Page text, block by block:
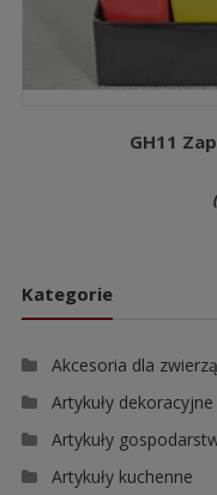
GH11
(
Kategorie
Akcesoria dla
Artykuły dekoracyjne
Artykuły
Artykuły kuchenne